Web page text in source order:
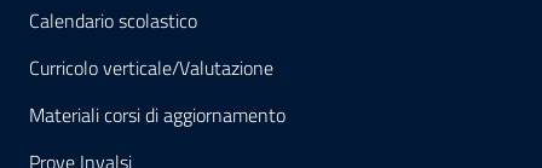
Calendario scolastico
Curricolo verticale/Valutazione
Materiali corsi di aggiornamento
Prove Invalsi